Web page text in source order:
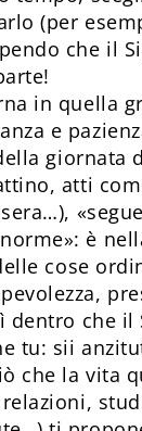
(per
che il
in quella
e
giornata
atti
è
cose
che il
tu: sii
che la vita